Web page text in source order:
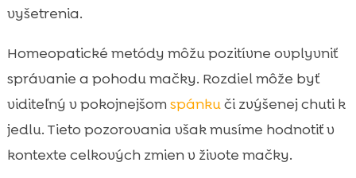
vyšetrenia.
Homeopatické metódy môžu pozitívne ovplyvniť
správanie a pohodu mačky. Rozdiel môže byť
viditeľný v pokojnejšomspánkuči zvýšenej chuti k
jedlu. Tieto pozorovania však musíme hodnotiť v
kontexte celkových zmien v živote mačky.